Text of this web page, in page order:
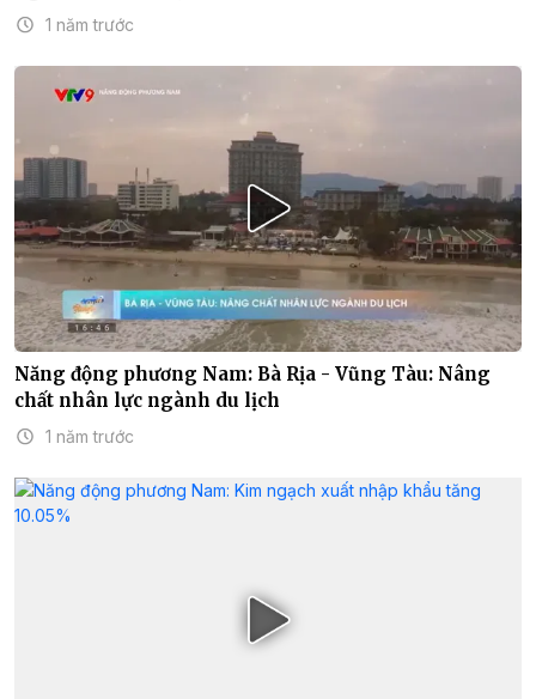
1 năm trước
Năng động phương Nam: Bà Rịa - Vũng Tàu: Nâng
chất nhân lực ngành du lịch
1 năm trước